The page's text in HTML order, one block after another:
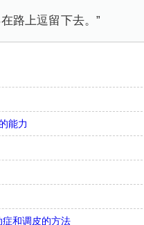
路上逗留下去。”
能力
和调皮的方法